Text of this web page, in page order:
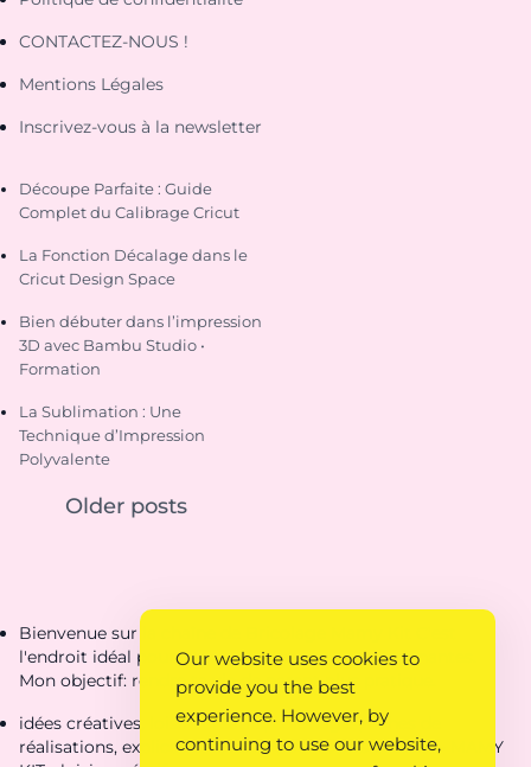
CONTACTEZ-NOUS !
Mentions Légales
Inscrivez-vous à la newsletter
Découpe Parfaite : Guide
Complet du Calibrage Cricut
La Fonction Décalage dans le
Cricut Design Space
Bien débuter dans l’impression
3D avec Bambu Studio •
Formation
La Sublimation : Une
Technique d’Impression
Polyvalente
Older posts
Bienvenue sur la chaîne de Bricolage Mamy Kit C'est
l'endroit idéal pour découvrir des créations étonnantes.
Mon objectif: rendre ta vie de parent plus pratique.
idées créatives, loisirs créatifs, coloriages, fiches de
réalisations, explications, idées pour loisirs créatifs - MAMY
Our website uses cookies to
provide you the best
experience. However, by
continuing to use our website,